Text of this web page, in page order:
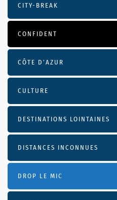
CITY-BREAK
CONFIDENT
CÔTE D’AZUR
CULTURE
DESTINATIONS LOINTAINES
DISTANCES INCONNUES
DROP LE MIC